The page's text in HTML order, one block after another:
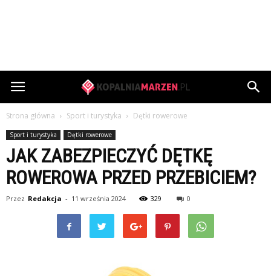
KopalniaMarzen.pl
Strona główna Sport i turystyka Dętki rowerowe
Sport i turystyka Dętki rowerowe
JAK ZABEZPIECZYĆ DĘTKĘ
ROWEROWA PRZED PRZEBICIEM?
Przez Redakcja - 11 września 2024 329 0